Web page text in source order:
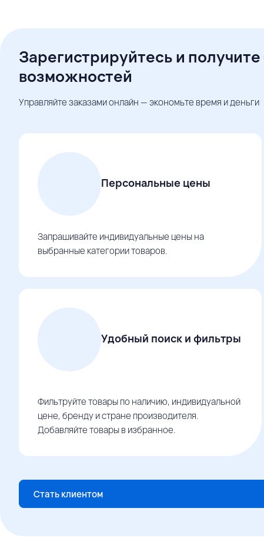
Зарегистрируйтесь и
возможностей
Управляйте заказами онлайн — экономьте время и деньги
Персональные цены
Запрашивайте индивидуальные цены на
выбранные категории товаров.
Удобный поиск и фильтры
Фильтруйте товары по наличию, индивидуальной
цене, бренду и стране производителя.
Добавляйте товары в избранное.
Стать клиентом